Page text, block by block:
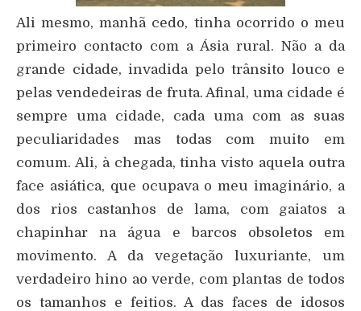
Ali mesmo, manhã cedo, tinha ocorrido o meu
primeiro contacto com a Ásia rural. Não a da
grande cidade, invadida pelo trânsito louco e
pelas vendedeiras de fruta. Afinal, uma cidade é
sempre uma cidade, cada uma com as suas
peculiaridades mas todas com muito em
comum. Ali, à chegada, tinha visto aquela outra
face asiática, que ocupava o meu imaginário, a
dos rios castanhos de lama, com gaiatos a
chapinhar na água e barcos obsoletos em
movimento. A da vegetação luxuriante, um
verdadeiro hino ao verde, com plantas de todos
os tamanhos e feitios. A das faces de idosos